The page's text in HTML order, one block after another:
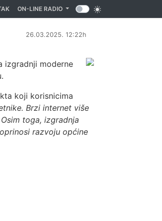
(CURRENT)
ON-LINE RADIO
26.03.2025. 12:22h
izgradnji moderne
koji korisnicima
Brzi internet više
toga, izgradnja
razvoju općine